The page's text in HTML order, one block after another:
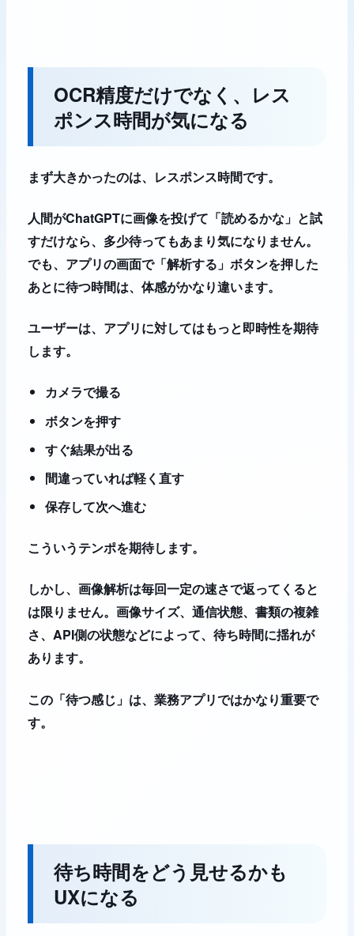
OCR精度だけでなく、レス
ポンス時間が気になる
まず大きかったのは、レスポンス時間です。
人間がChatGPTに画像を投げて「読めるかな」と試
すだけなら、多少待ってもあまり気になりません。
でも、アプリの画面で「解析する」ボタンを押した
あとに待つ時間は、体感がかなり違います。
ユーザーは、アプリに対してはもっと即時性を期待
します。
カメラで撮る
ボタンを押す
すぐ結果が出る
間違っていれば軽く直す
保存して次へ進む
こういうテンポを期待します。
しかし、画像解析は毎回一定の速さで返ってくると
は限りません。画像サイズ、通信状態、書類の複雑
さ、API側の状態などによって、待ち時間に揺れが
あります。
この「待つ感じ」は、業務アプリではかなり重要で
す。
待ち時間をどう見せるかも
UXになる